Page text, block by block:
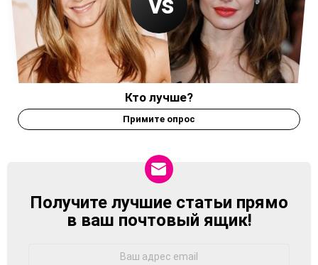
Кто лучше?
Примите опрос
NEWSLETTER
Получите лучшие статьи прямо
в ваш почтовый ящик!